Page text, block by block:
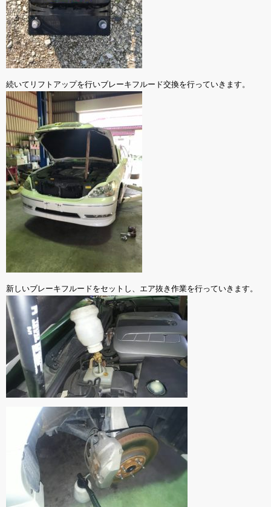
続いてリフトアップを行いブレーキフルード交換を行っていきます。
新しいブレーキフルードをセットし、エア抜き作業を行っていきます。